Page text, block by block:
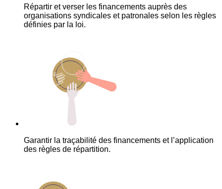
Répartir et verser les financements auprès des
organisations syndicales et patronales selon les règles
définies par la loi.
Garantir la traçabilité des financements et l’application
des règles de répartition.